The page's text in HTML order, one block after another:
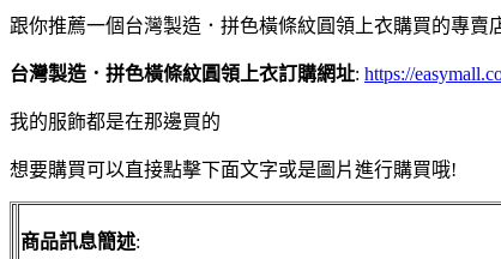
跟你推薦一個台灣製造．拼色橫條紋圓領上衣購買的專賣
台灣製造．拼色橫條紋圓領上衣訂購網址: https://
我的服飾都是在那邊買的
想要購買可以直接點擊下面文字或是圖片進行購買哦!
商品訊息簡述: